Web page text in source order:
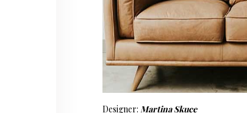
Designer: Martina Skuce